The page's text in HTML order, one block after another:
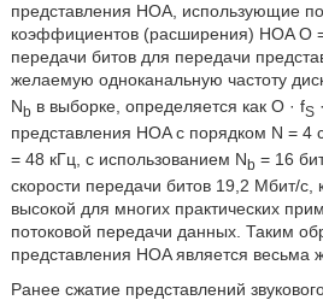
представления HOA, использующие
коэффициентов (расширения) HOA O
передачи битов для передачи
желаемую одноканальную частоту
Nb в выборке, определяется как O · fS
представления HOA с порядком N = 4
= 48 кГц, с использованием Nb = 16
скорости передачи битов 19,2 Мбит/с,
высокой для многих практических
потоковой передачи данных. Таким
представления HOA является весьма
Ранее сжатие представлений